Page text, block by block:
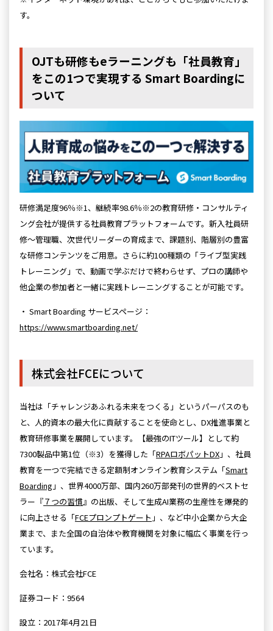
す。
OJTも研修もeラーニングも「社員教育」
をこの1つで実現する Smart Boardingに
ついて
研修満足度96％※1、継続率98.6％※2の教育研修・コンサルティ
ング会社が提供する社員教育プラットフォームです。新入社員研
修～管理職、次世代リーダーの育成まで、課題別、階層別の豊富
な研修コンテンツをご用意。さらに約100種類の「ライブ型実践
トレーニング」で、動画で学ぶだけで終わらせず、プロの講師や
他企業の参加者と一緒に実践トレーニングすることが可能です。
・ Smart Boarding サービスページ：
https://www.smartboarding.net/
株式会社FCEについて
当社は「チャレンジあふれる未来をつくる」というパーパスのも
と、人的資本の最大化に貢献することを使命とし、DX推進事業と
教育研修事業を展開しています。【最強のITツール】として約
7300製品中第1位（※3）を獲得した「RPAロボパットDX 」、社員
教育を一つで完結できる定額制オンライン教育システム「Smart
Boarding 」、世界4000万部、国内260万部発刊の世界的ベストセ
ラー『７つの習慣』の出版、そして生成AI業務の生産性を爆発的
に向上させる「FCEプロンプトゲート 」、など中小企業から大企
業まで、また全国の自治体や教育機関を対象に幅広く事業を行っ
ています。
会社名：株式会社FCE
証券コード：9564
設立：2017年4月21日